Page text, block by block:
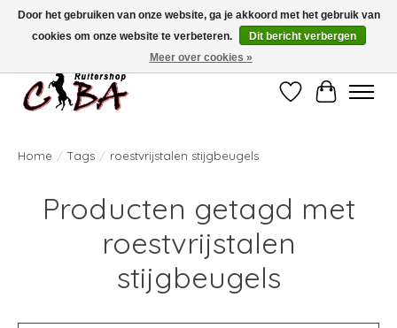
Bij vragen kan u ons contacteren op het nummer 011/60.67.34 ofciba@skynet.be
Ambachtstraat 22 A, 3530 Helchteren
Verlanglijst
Home / Tags / roestvrijstalen stijgbeugels
Producten getagd met
roestvrijstalen
stijgbeugels
Door het gebruiken van onze website, ga je akkoord met het gebruik van
cookies om onze website te verbeteren.
Dit bericht verbergen
Meer over cookies »